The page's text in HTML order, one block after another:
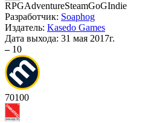
RPGAdventureSteamGoGIndie
Разработчик: Soaphog
Издатель: Kasedo Games
Дата выхода: 31 мая 2017г.
– 10
70100